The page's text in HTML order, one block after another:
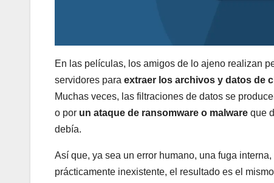
En las películas, los amigos de lo ajeno realizan
servidores para extraer los archivos y datos de
Muchas veces, las filtraciones de datos se
o por un ataque de ransomware o malware que
debía.
Así que, ya sea un error humano, una fuga
prácticamente inexistente, el resultado es el